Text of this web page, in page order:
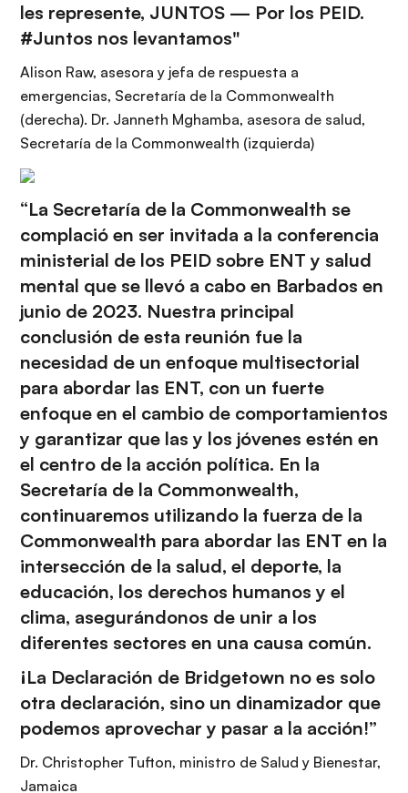
les represente, JUNTOS — Por los PEID.
#Juntos nos levantamos"
Alison Raw, asesora y jefa de respuesta a
emergencias, Secretaría de la Commonwealth
(derecha). Dr. Janneth Mghamba, asesora de salud,
Secretaría de la Commonwealth (izquierda)
“La Secretaría de la Commonwealth se
complació en ser invitada a la conferencia
ministerial de los PEID sobre ENT y salud
mental que se llevó a cabo en Barbados en
junio de 2023. Nuestra principal
conclusión de esta reunión fue la
necesidad de un enfoque multisectorial
para abordar las ENT, con un fuerte
enfoque en el cambio de comportamientos
y garantizar que las y los jóvenes estén en
el centro de la acción política. En la
Secretaría de la Commonwealth,
continuaremos utilizando la fuerza de la
Commonwealth para abordar las ENT en la
intersección de la salud, el deporte, la
educación, los derechos humanos y el
clima, asegurándonos de unir a los
diferentes sectores en una causa común.
¡La Declaración de Bridgetown no es solo
otra declaración, sino un dinamizador que
podemos aprovechar y pasar a la acción!”
Dr. Christopher Tufton, ministro de Salud y Bienestar,
Jamaica